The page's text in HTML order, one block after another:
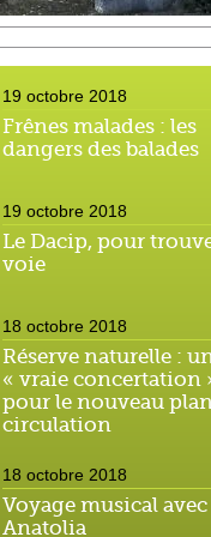
19 octobre 2018
Frênes malades : les
dangers des balades
19 octobre 2018
Le Dacip, pour
voie
18 octobre 2018
Réserve naturelle :
« vraie concertation
pour le nouveau
circulation
18 octobre 2018
Voyage musical avec
Anatolia